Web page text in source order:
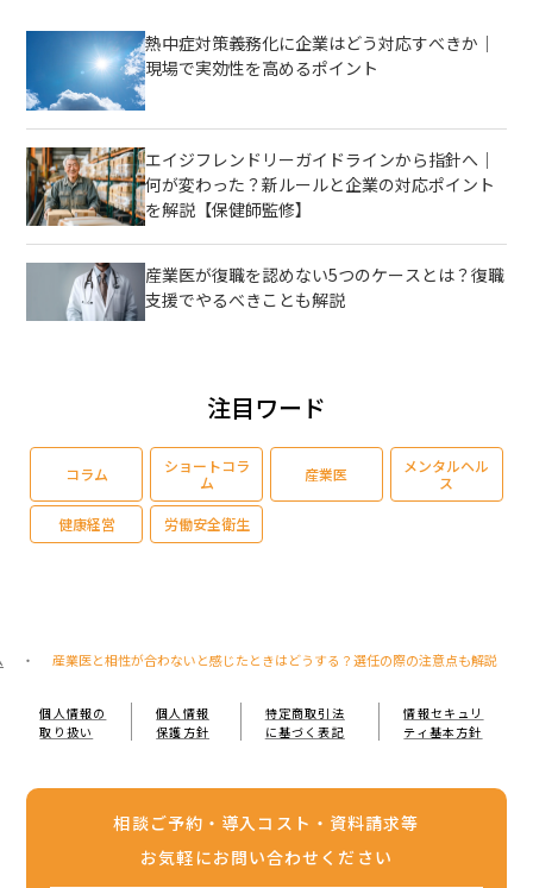
​​熱中症対策義務化に企業はどう対応すべきか｜
現場で実効性を高めるポイント
​​エイジフレンドリーガイドラインから指針へ｜
何が変わった？新ルールと企業の対応ポイント
を解説【保健師監修】
産業医が復職を認めない5つのケースとは？復職
支援でやるべきことも解説
注目ワード
コラム
ショートコラ
ム
産業医
メンタルヘル
ス
健康経営 労働安全衛生
・ 産業医と相性が合わないと感じたときはどうする？選任の際の注意点も解説
個人情報の
取り扱い
個人情報
保護方針
特定商取引法
に基づく表記
情報セキュリ
ティ基本方針
相談ご予約・導入コスト・資料請求等
お気軽にお問い合わせください